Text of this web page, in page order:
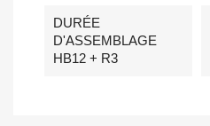
DURÉE
D'ASSEMBLAGE
HB12 + R3